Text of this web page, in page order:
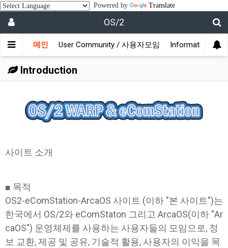
Powered by Translate
OS/2
메인 User Community / 사용자모임 Information / 정
Introduction
사이트 소개
■ 목적
OS2-eComStation-ArcaOS 사이트 (이하 "본 사이트")는
한국에서 OS/2와 eComStaton 그리고 ArcaOS(이하 "Ar
caOS") 운영체제를 사용하는 사용자들의 모임으로, 정
보 교환, 제공 및 공유, 기술적 활용, 사용자의 이익을 목